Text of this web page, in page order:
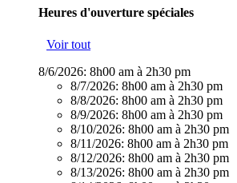
Heures d'ouverture spéciales
Voir tout
8/6/2026: 8h00 am à 2h30 pm
8/7/2026: 8h00 am à 2h30 pm
8/8/2026: 8h00 am à 2h30 pm
8/9/2026: 8h00 am à 2h30 pm
8/10/2026: 8h00 am à 2h30 pm
8/11/2026: 8h00 am à 2h30 pm
8/12/2026: 8h00 am à 2h30 pm
8/13/2026: 8h00 am à 2h30 pm